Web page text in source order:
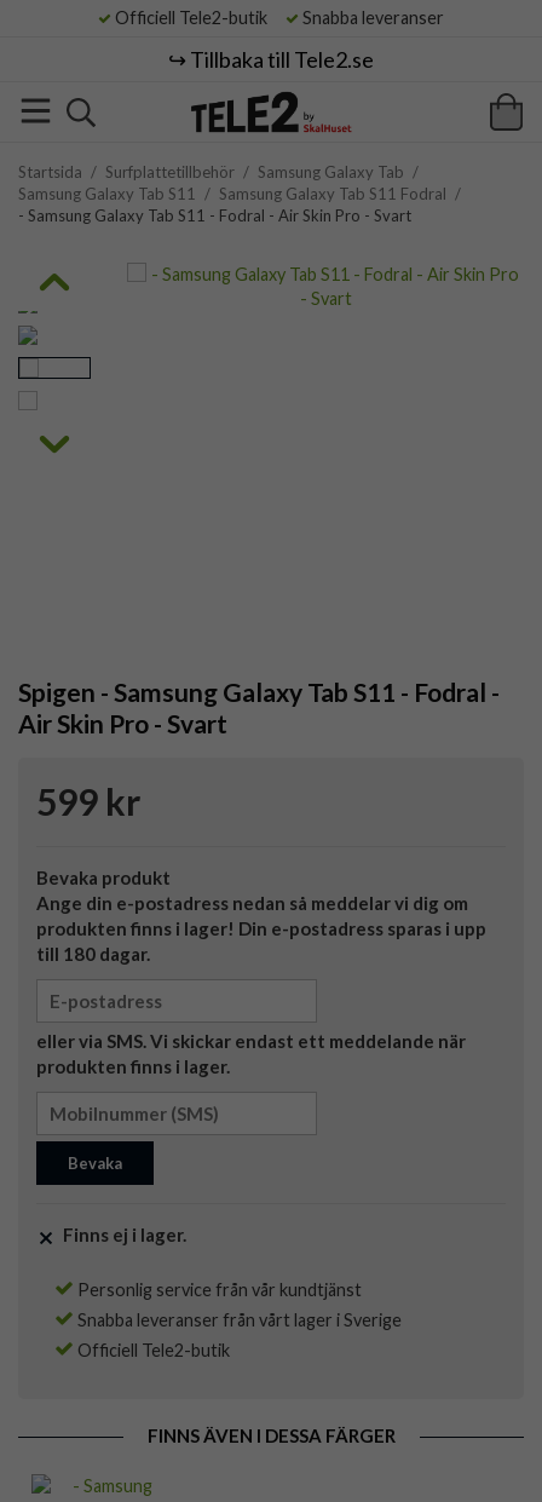
Officiell Tele2-butik Snabba leveranser
↪️ Tillbaka till Tele2.se
Startsida / Surfplattetillbehör / Samsung Galaxy Tab /
Samsung Galaxy Tab S11
/ Samsung Galaxy Tab S11 Fodral /
- Samsung Galaxy Tab S11 - Fodral - Air Skin Pro - Svart
Spigen - Samsung Galaxy Tab S11 - Fodral -
Air Skin Pro - Svart
599 kr
Bevaka produkt
Ange din e-postadress nedan så meddelar vi dig om
produkten finns i lager! Din e-postadress sparas i upp
till 180 dagar.
eller via SMS. Vi skickar endast ett meddelande när
produkten finns i lager.
Bevaka
Finns ej i lager.
Personlig service från vår kundtjänst
Snabba leveranser från vårt lager i Sverige
Officiell Tele2-butik
FINNS ÄVEN I DESSA FÄRGER